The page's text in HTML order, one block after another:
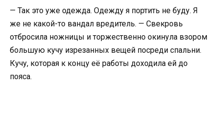
— Так это уже одежда. Одежду я портить не буду. Я
же не какой-то вандал вредитель. — Свекровь
отбросила ножницы и торжественно окинула взором
большую кучу изрезанных вещей посреди спальни.
Кучу, которая к концу её работы доходила ей до
пояса.